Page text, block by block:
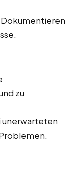
zu